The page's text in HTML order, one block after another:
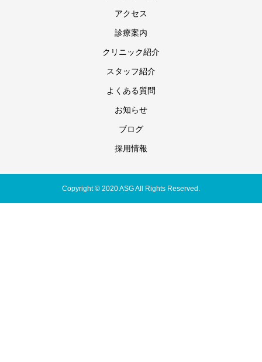
アクセス
診療案内
クリニック紹介
スタッフ紹介
よくある質問
お知らせ
ブログ
採用情報
Copyright © 2020 ASG All Rights Reserved.